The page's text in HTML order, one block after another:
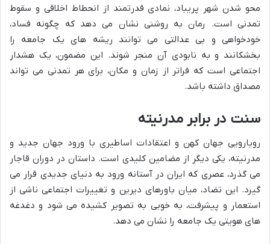
محو شدن شهر پریباد، نمادی قدرتمند از انحطاط اخلاقی و سقوط
تمدنی است. رمان به روشنی نشان می دهد که چگونه فساد،
خودخواهی و بی عدالتی می توانند ریشه های یک جامعه را
بخشکانند و به نابودی آن منجر شوند. این مضمون، یک هشدار
اجتماعی است که فراتر از زمان و مکان، برای هر تمدنی می تواند
مصداق داشته باشد.
سنت در برابر مدرنیته
رویارویی جهان کهن و اعتقادات اساطیری با ورود جهان جدید و
مدرنیته، یکی دیگر از مضامین کلیدی است. داستان در دوران قاجار
می گذرد، عصری که ایران در آستانه ورود به دنیای جدیدی قرار می
گیرد. این تضاد، میان باورهای دیرین و تغییرات اجتماعی ناشی از
استعمار و پیشرفت، به خوبی به تصویر کشیده می شود و دغدغه
های هویتی یک جامعه را نشان می دهد.